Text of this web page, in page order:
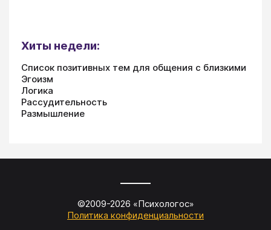
Хиты недели:
Список позитивных тем для общения с близкими
Эгоизм
Логика
Рассудительность
Размышление
©2009-2026 «Психологос»
Политика конфиденциальности